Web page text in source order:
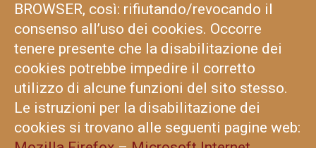
BROWSER, così: rifiutando/revocando il
consenso all’uso dei cookies. Occorre
tenere presente che la disabilitazione dei
cookies potrebbe impedire il corretto
utilizzo di alcune funzioni del sito stesso.
Le istruzioni per la disabilitazione dei
cookies si trovano alle seguenti pagine web: